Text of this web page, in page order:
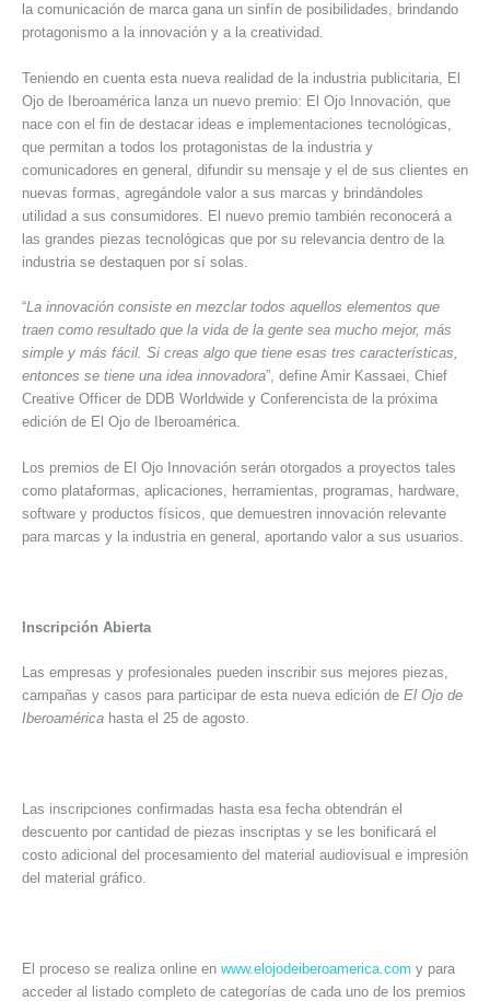
la comunicación de marca gana un sinfín de posibilidades, brindando
protagonismo a la innovación y a la creatividad.
Teniendo en cuenta esta nueva realidad de la industria publicitaria, El
Ojo de Iberoamérica lanza un nuevo premio: El Ojo Innovación, que
nace con el fin de destacar ideas e implementaciones tecnológicas,
que permitan a todos los protagonistas de la industria y
comunicadores en general, difundir su mensaje y el de sus clientes en
nuevas formas, agregándole valor a sus marcas y brindándoles
utilidad a sus consumidores. El nuevo premio también reconocerá a
las grandes piezas tecnológicas que por su relevancia dentro de la
industria se destaquen por sí solas.
“La innovación consiste en mezclar todos aquellos elementos que
traen como resultado que la vida de la gente sea mucho mejor, más
simple y más fácil. Si creas algo que tiene esas tres características,
entonces se tiene una idea innovadora”, define Amir Kassaei, Chief
Creative Officer de DDB Worldwide y Conferencista de la próxima
edición de El Ojo de Iberoamérica.
Los premios de El Ojo Innovación serán otorgados a proyectos tales
como plataformas, aplicaciones, herramientas, programas, hardware,
software y productos físicos, que demuestren innovación relevante
para marcas y la industria en general, aportando valor a sus usuarios.
Inscripción Abierta
Las empresas y profesionales pueden inscribir sus mejores piezas,
campañas y casos para participar de esta nueva edición de El Ojo de
Iberoamérica hasta el 25 de agosto.
Las inscripciones confirmadas hasta esa fecha obtendrán el
descuento por cantidad de piezas inscriptas y se les bonificará el
costo adicional del procesamiento del material audiovisual e impresión
del material gráfico.
El proceso se realiza online en www.elojodeiberoamerica.com y para
acceder al listado completo de categorías de cada uno de los premios